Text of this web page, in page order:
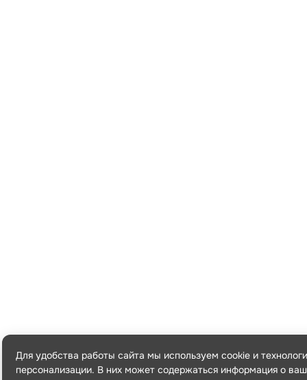
Для удобства работы сайта мы используем cookie и
персонализации. В них может содержаться информация о